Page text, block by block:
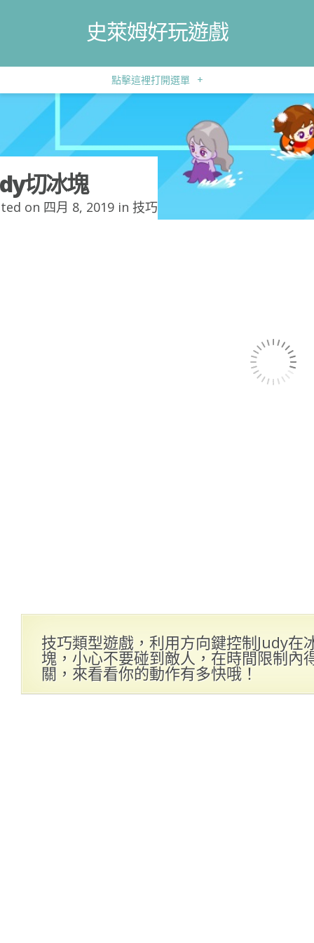
史萊姆好玩遊戲
點擊這裡打開選單 +
切冰塊
on 四月 8, 2019 in 技巧
技巧類型遊戲，利用方向鍵控制Judy在
塊，小心不要碰到敵人，在時間限制內
關，來看看你的動作有多快哦！